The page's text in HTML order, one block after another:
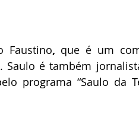
Faustino, que é um
é também
programa “Saulo da